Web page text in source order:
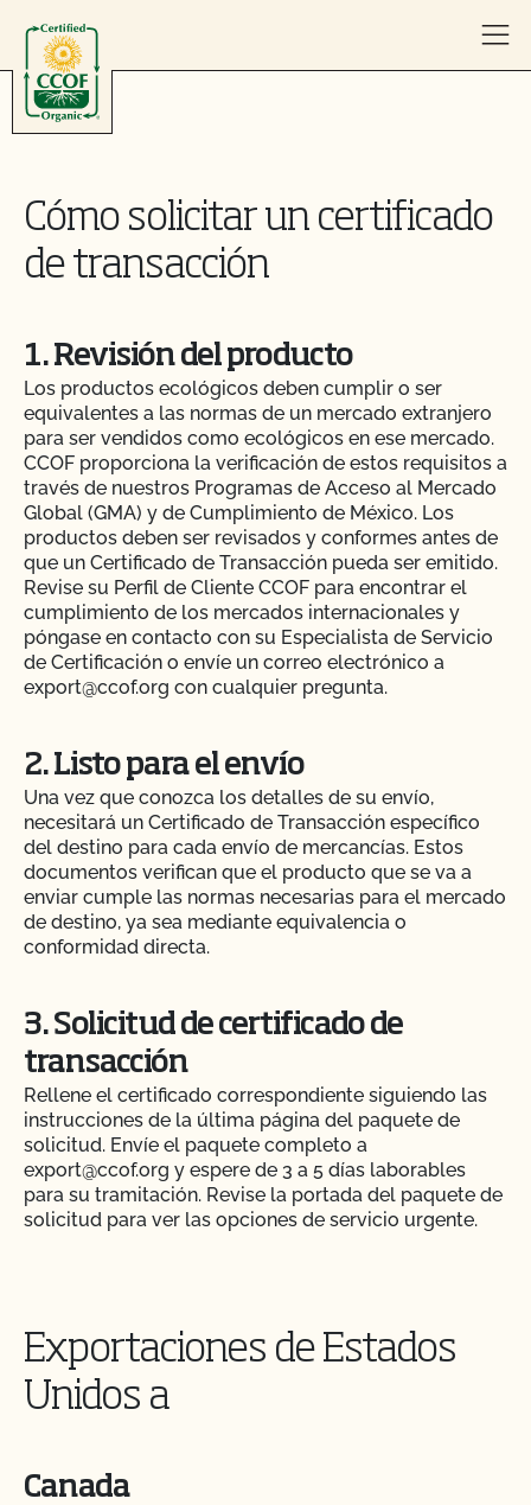
Cómo solicitar un certificado
de transacción
1. Revisión del producto
Los productos ecológicos deben cumplir o ser
equivalentes a las normas de un mercado extranjero
para ser vendidos como ecológicos en ese mercado.
CCOF proporciona la verificación de estos requisitos a
través de nuestros Programas de Acceso al Mercado
Global (GMA) y de Cumplimiento de México. Los
productos deben ser revisados y conformes antes de
que un Certificado de Transacción pueda ser emitido.
Revise su Perfil de Cliente CCOF para encontrar el
cumplimiento de los mercados internacionales y
póngase en contacto con su Especialista de Servicio
de Certificación o envíe un correo electrónico a
export@ccof.org con cualquier pregunta.
2. Listo para el envío
Una vez que conozca los detalles de su envío,
necesitará un Certificado de Transacción específico
del destino para cada envío de mercancías. Estos
documentos verifican que el producto que se va a
enviar cumple las normas necesarias para el mercado
de destino, ya sea mediante equivalencia o
conformidad directa.
3. Solicitud de certificado de
transacción
Rellene el certificado correspondiente siguiendo las
instrucciones de la última página del paquete de
solicitud. Envíe el paquete completo a
export@ccof.org y espere de 3 a 5 días laborables
para su tramitación. Revise la portada del paquete de
solicitud para ver las opciones de servicio urgente.
Exportaciones de Estados
Unidos a
Canada